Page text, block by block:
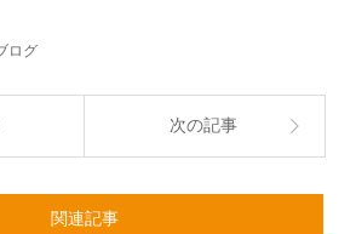
ログ
次の記事
関連記事